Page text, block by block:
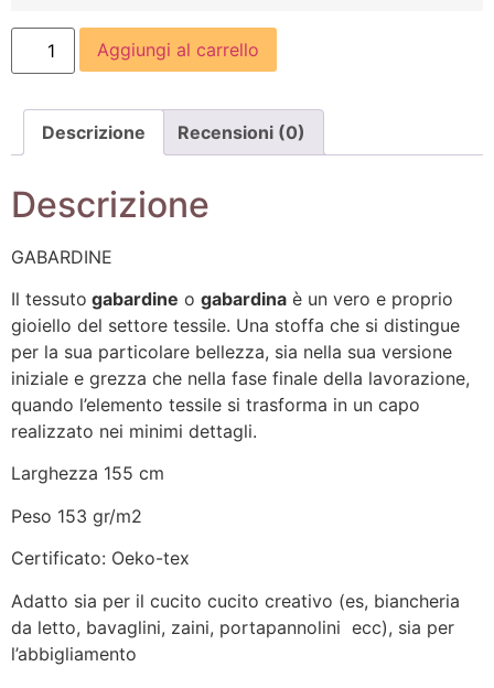
Aggiungi al carrello
Descrizione Recensioni (0)
Descrizione
GABARDINE
Il tessuto gabardine o gabardina è un vero e proprio
gioiello del settore tessile. Una stoffa che si distingue
per la sua particolare bellezza, sia nella sua versione
iniziale e grezza che nella fase finale della lavorazione,
quando l’elemento tessile si trasforma in un capo
realizzato nei minimi dettagli.
Larghezza 155 cm
Peso 153 gr/m2
Certificato: Oeko-tex
Adatto sia per il cucito cucito creativo (es, biancheria
da letto, bavaglini, zaini, portapannolini ecc), sia per
l’abbigliamento